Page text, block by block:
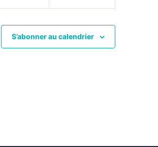
S’abonner au calendrier